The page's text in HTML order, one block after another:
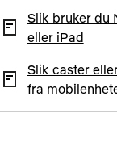
Slik bruker du
eller iPad
Slik caster
fra